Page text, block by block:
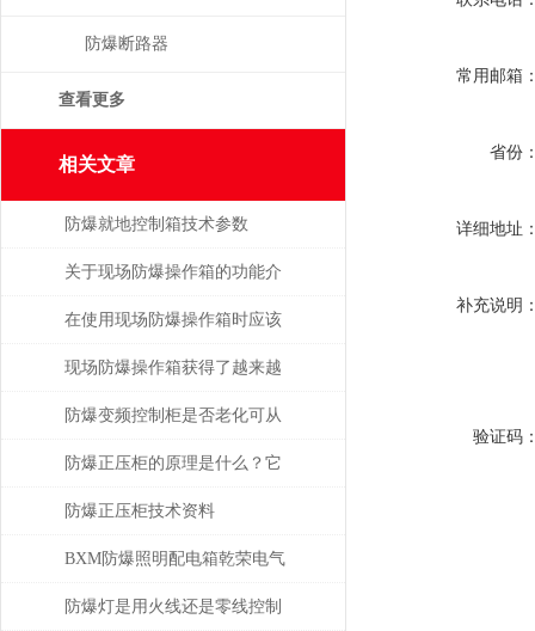
常用邮箱
省份
详细地址
补充说明
验证码
防爆断路器
查看更多
相关文章
防爆就地控制箱技术参数
关于现场防爆操作箱的功能介
绍
在使用现场防爆操作箱时应该
注意什么事项呢？
现场防爆操作箱获得了越来越
广泛的应用
防爆变频控制柜是否老化可从
哪几点着手检查？
防爆正压柜的原理是什么？它
具备哪些优点？
防爆正压柜技术资料
BXM防爆照明配电箱乾荣电气
供应
防爆灯是用火线还是零线控制